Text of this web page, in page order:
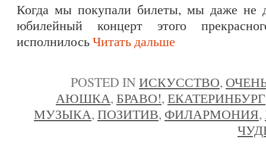
Когда мы покупали билеты, мы даже не
юбилейный концерт этого
исполнилосьЧитать дальше
POSTED INИСКУССТВО,
АЮШКА, БРАВО!, ЕКАТЕРИНБУРГ
МУЗЫКА, ПОЗИТИВ, ФИЛАРМОНИЯ,